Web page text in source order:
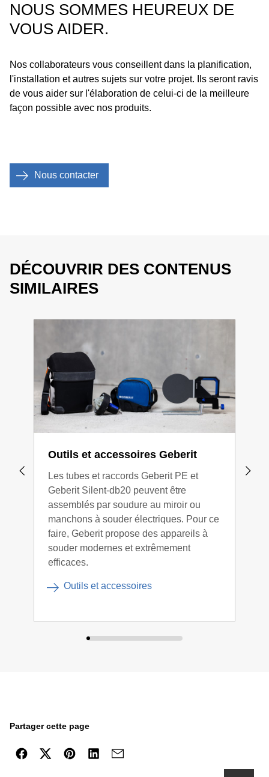
NOUS SOMMES HEUREUX DE
VOUS AIDER.
Nos collaborateurs vous conseillent dans la planification,
l'installation et autres sujets sur votre projet. Ils seront ravis
de vous aider sur l'élaboration de celui-ci de la meilleure
façon possible avec nos produits.
Nous contacter
DÉCOUVRIR DES CONTENUS
SIMILAIRES
Outils et accessoires Geberit
Les tubes et raccords Geberit PE et
Geberit Silent-db20 peuvent être
assemblés par soudure au miroir ou
manchons à souder électriques. Pour ce
faire, Geberit propose des appareils à
souder modernes et extrêmement
efficaces.
Outils et accessoires
Partager cette page